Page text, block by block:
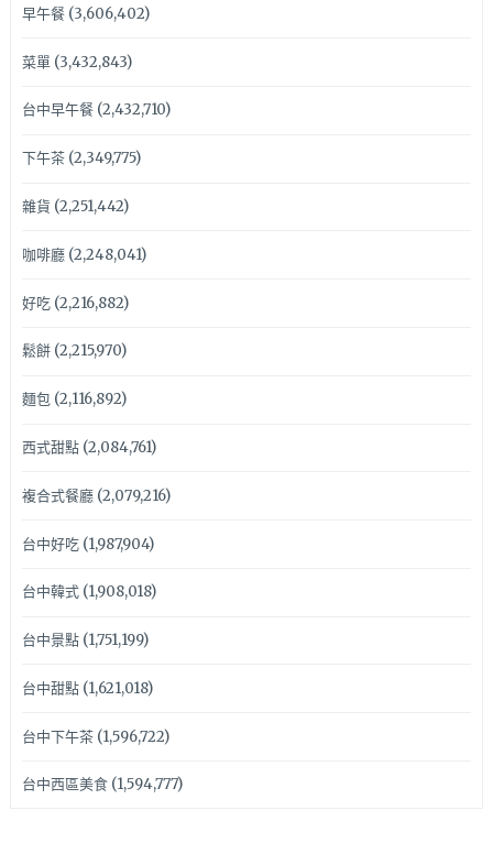
早午餐(3,606,402)
菜單(3,432,843)
台中早午餐(2,432,710)
下午茶(2,349,775)
雜貨 (2,251,442)
咖啡廳(2,248,041)
好吃(2,216,882)
鬆餅(2,215,970)
麵包(2,116,892)
西式甜點(2,084,761)
複合式餐廳(2,079,216)
台中好吃(1,987,904)
台中韓式(1,908,018)
台中景點(1,751,199)
台中甜點(1,621,018)
台中下午茶(1,596,722)
台中西區美食(1,594,777)